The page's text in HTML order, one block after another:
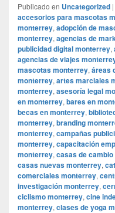
Publicado en Uncategorized |
accesorios para mascotas
monterrey, adopción de
monterrey, agencias de
publicidad digital monterrey,
agencias de viajes
mascotas monterrey, áreas
monterrey, artes marciales
monterrey, asesoría legal
en monterrey, bares en
becas en monterrey,
monterrey, branding
monterrey, campañas
monterrey, capacitación
monterrey, casas de
casas nuevas monterrey,
comerciales monterrey,
investigación monterrey,
ciclismo monterrey, cine
monterrey, clases de yoga